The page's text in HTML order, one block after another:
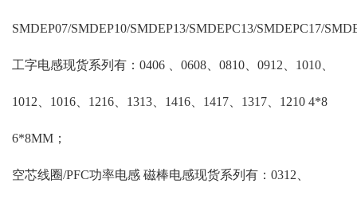
SMDEP07/SMDEP10/SMDEP13/SMDEPC13/SMDEPC17/
工字电感现货系列有：0406 、0608、0810、0912、1010、
1012、1016、1216、1313、1416、1417、1317、1210 4*8
6*8MM；
空芯线圈/PFC功率电感 磁棒电感现货系列有：0312、